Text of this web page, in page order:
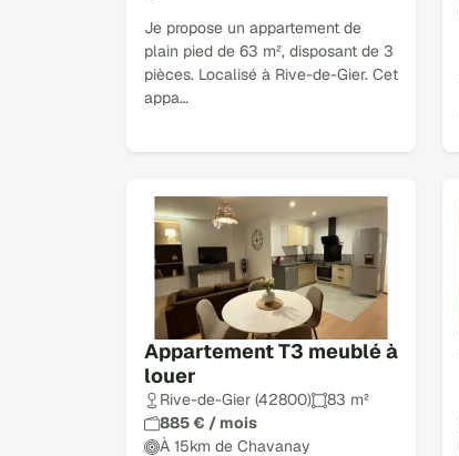
Je propose un appartement de
plain pied de 63 m², disposant de 3
pièces. Localisé à Rive-de-Gier. Cet
appa…
Appartement T3 meublé à
louer
Rive-de-Gier (42800)
83 m²
885 € / mois
À 15km de Chavanay